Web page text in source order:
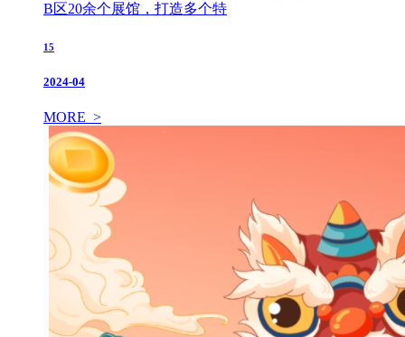
B区20余个展馆，打造多个特
15
2024-04
MORE >